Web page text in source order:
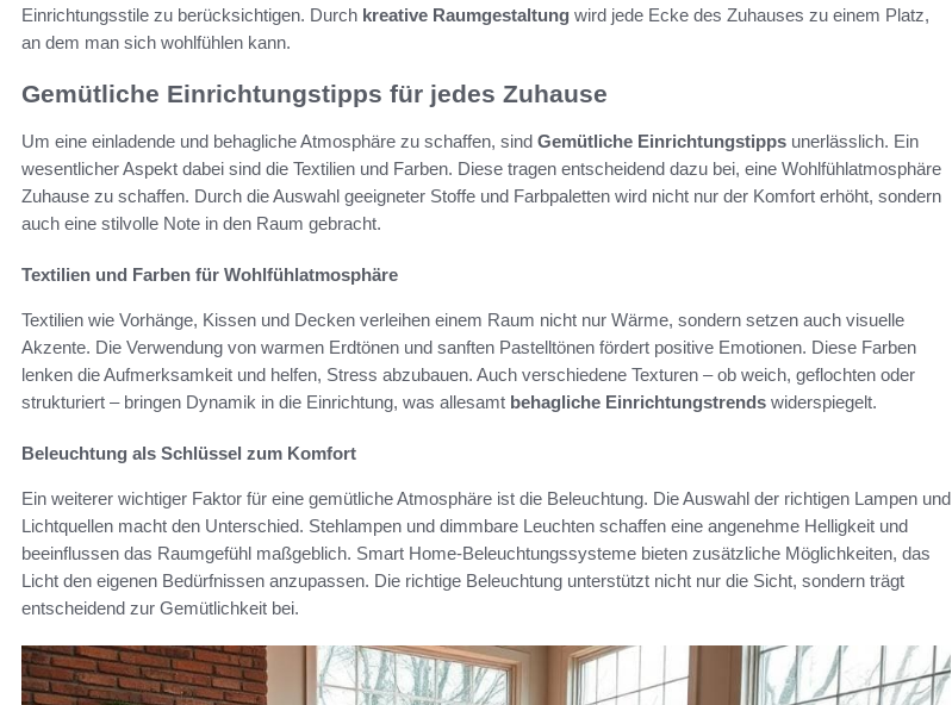
Einrichtungsstile zu berücksichtigen. Durch kreative Raumgestaltung wird jede Ecke des Zuhauses zu einem Platz,
an dem man sich wohlfühlen kann.
Gemütliche Einrichtungstipps für jedes Zuhause
Um eine einladende und behagliche Atmosphäre zu schaffen, sind Gemütliche Einrichtungstipps unerlässlich. Ein
wesentlicher Aspekt dabei sind die Textilien und Farben. Diese tragen entscheidend dazu bei, eine Wohlfühlatmosphäre
Zuhause zu schaffen. Durch die Auswahl geeigneter Stoffe und Farbpaletten wird nicht nur der Komfort erhöht, sondern
auch eine stilvolle Note in den Raum gebracht.
Textilien und Farben für Wohlfühlatmosphäre
Textilien wie Vorhänge, Kissen und Decken verleihen einem Raum nicht nur Wärme, sondern setzen auch visuelle
Akzente. Die Verwendung von warmen Erdtönen und sanften Pastelltönen fördert positive Emotionen. Diese Farben
lenken die Aufmerksamkeit und helfen, Stress abzubauen. Auch verschiedene Texturen – ob weich, geflochten oder
strukturiert – bringen Dynamik in die Einrichtung, was allesamt behagliche Einrichtungstrends widerspiegelt.
Beleuchtung als Schlüssel zum Komfort
Ein weiterer wichtiger Faktor für eine gemütliche Atmosphäre ist die Beleuchtung. Die Auswahl der richtigen Lampen und
Lichtquellen macht den Unterschied. Stehlampen und dimmbare Leuchten schaffen eine angenehme Helligkeit und
beeinflussen das Raumgefühl maßgeblich. Smart Home-Beleuchtungssysteme bieten zusätzliche Möglichkeiten, das
Licht den eigenen Bedürfnissen anzupassen. Die richtige Beleuchtung unterstützt nicht nur die Sicht, sondern trägt
entscheidend zur Gemütlichkeit bei.